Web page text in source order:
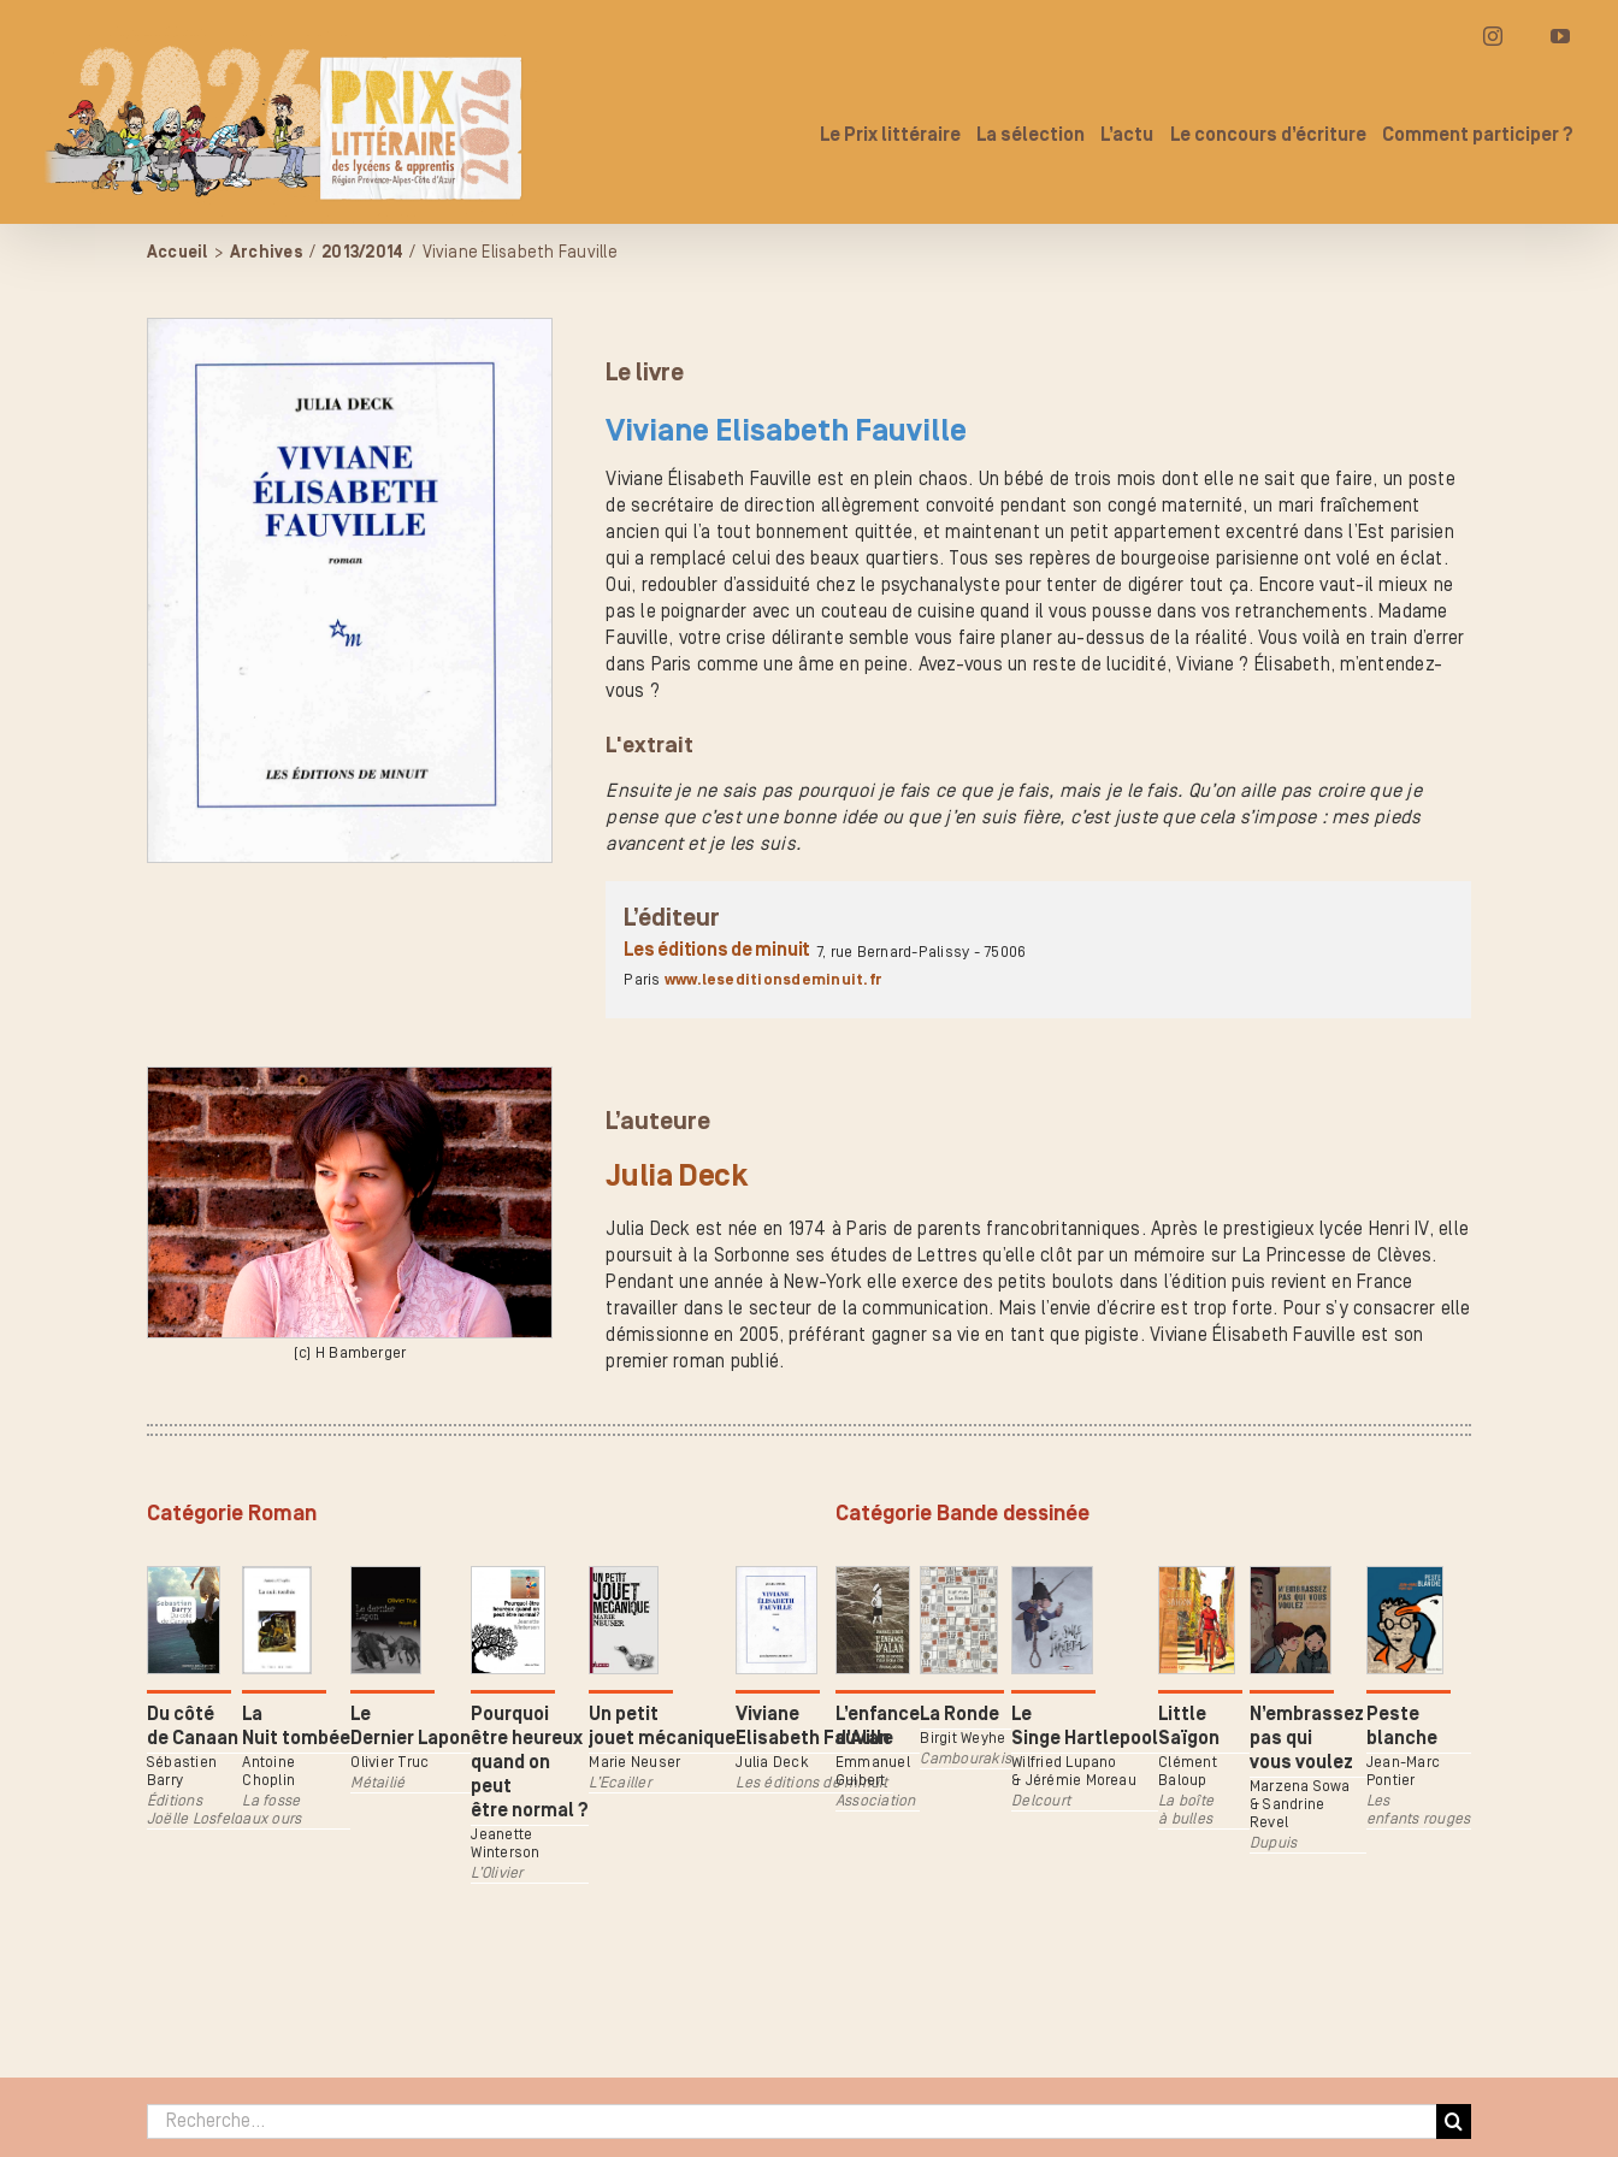
Instagram
Le Prix littéraire La sélection L’actu Le concours d’écriture Comment participer ?
Accueil > Archives / 2013/2014 / Viviane Elisabeth Fauville
Le livre
Viviane Elisabeth Fauville
Viviane Élisabeth Fauville est en plein chaos. Un bébé de trois mois dont elle ne sait que faire, un poste
de secrétaire de direction allègrement convoité pendant son congé maternité, un mari fraîchement
ancien qui l’a tout bonnement quittée, et maintenant un petit appartement excentré dans l’Est parisien
qui a remplacé celui des beaux quartiers. Tous ses repères de bourgeoise parisienne ont volé en éclat.
Oui, redoubler d’assiduité chez le psychanalyste pour tenter de digérer tout ça. Encore vaut-il mieux ne
pas le poignarder avec un couteau de cuisine quand il vous pousse dans vos retranchements. Madame
Fauville, votre crise délirante semble vous faire planer au-dessus de la réalité. Vous voilà en train d’errer
dans Paris comme une âme en peine. Avez-vous un reste de lucidité, Viviane ? Élisabeth, m’entendez-
vous ?
L'extrait
Ensuite je ne sais pas pourquoi je fais ce que je fais, mais je le fais. Qu’on aille pas croire que je
pense que c’est une bonne idée ou que j’en suis fière, c’est juste que cela s’impose : mes pieds
avancent et je les suis.
L’éditeur
Les éditions de minuit 7, rue Bernard-Palissy - 75006
Paris www.leseditionsdeminuit.fr
(c) H Bamberger
L’auteure
Julia Deck
Julia Deck est née en 1974 à Paris de parents francobritanniques. Après le prestigieux lycée Henri IV, elle
poursuit à la Sorbonne ses études de Lettres qu’elle clôt par un mémoire sur La Princesse de Clèves.
Pendant une année à New-York elle exerce des petits boulots dans l’édition puis revient en France
travailler dans le secteur de la communication. Mais l’envie d’écrire est trop forte. Pour s’y consacrer elle
démissionne en 2005, préférant gagner sa vie en tant que pigiste. Viviane Élisabeth Fauville est son
premier roman publié.
Catégorie Roman
Du côté
de Canaan
Sébastien
Barry
Éditions
Joëlle Losfeld
La
Nuit tombée
Antoine
Choplin
La fosse
aux ours
Le
Dernier Lapon
Olivier Truc
Métailié
Pourquoi
être heureux
quand on
peut
être normal ?
Jeanette
Winterson
L’Olivier
Un petit
jouet mécanique
Marie Neuser
L’Ecailler
Viviane
Elisabeth Fauville
Julia Deck
Les éditions de minuit
Catégorie Bande dessinée
L’enfance
d’Alan
Emmanuel
Guibert
Association
La Ronde
Birgit Weyhe
Cambourakis
Le
Singe Hartlepool
Wilfried Lupano
& Jérémie Moreau
Delcourt
Little
Saïgon
Clément
Baloup
La boîte
à bulles
N’embrassez
pas qui
vous voulez
Marzena Sowa
& Sandrine
Revel
Dupuis
Peste
blanche
Jean-Marc
Pontier
Les
enfants rouges
Rechercher :